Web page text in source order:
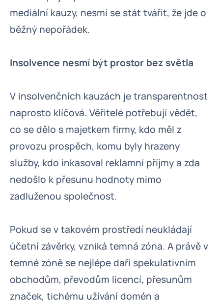
mediální kauzy, nesmí se stát tvářit, že jde o
běžný nepořádek.
Insolvence nesmí být prostor bez světla
V insolvenčních kauzách je transparentnost
naprosto klíčová. Věřitelé potřebují vědět,
co se dělo s majetkem firmy, kdo měl z
provozu prospěch, komu byly hrazeny
služby, kdo inkasoval reklamní příjmy a zda
nedošlo k přesunu hodnoty mimo
zadluženou společnost.
Pokud se v takovém prostředí neukládají
účetní závěrky, vzniká temná zóna. A právě v
temné zóně se nejlépe daří spekulativním
obchodům, převodům licencí, přesunům
značek, tichému užívání domén a